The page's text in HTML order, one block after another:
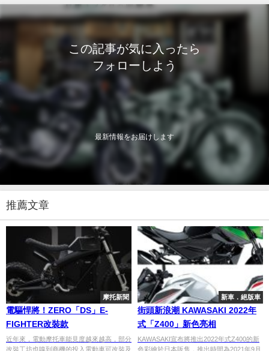
この記事が気に入ったら
フォローしよう
最新情報をお届けします
推薦文章
摩托新聞
電驅悍將！ZERO「DS」E-
FIGHTER改裝款
近年來，電動摩托車能見度越來越高，部分
改裝工坊也嗅到商機的投入電動車可改裝及
新車．絕版車
街頭新浪潮 KAWASAKI 2022年
式「Z400」新色亮相
KAWASAKI宣布將推出2022年式Z400的新
色彩繪於日本販售，推出時間為2021年9月